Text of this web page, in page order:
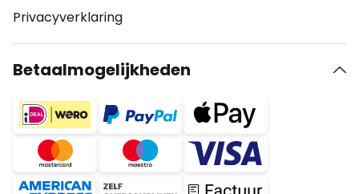
Privacyverklaring
Betaalmogelijkheden